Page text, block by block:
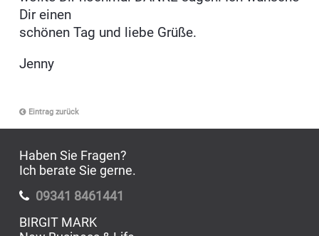
Dir einen
schönen Tag und liebe Grüße.
Jenny
Eintrag zurück
Haben Sie Fragen?
Ich berate Sie gerne.
09341 8461441
BIRGIT MARK